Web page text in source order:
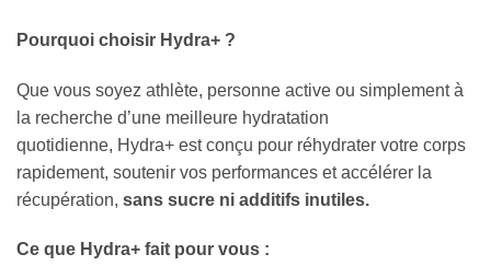
Pourquoi choisir Hydra+ ?
Que vous soyez athlète, personne active ou simplement à
la recherche d’une meilleure hydratation
quotidienne, Hydra+ est conçu pour réhydrater votre corps
rapidement, soutenir vos performances et accélérer la
récupération, sans sucre ni additifs inutiles.
Ce que Hydra+ fait pour vous :